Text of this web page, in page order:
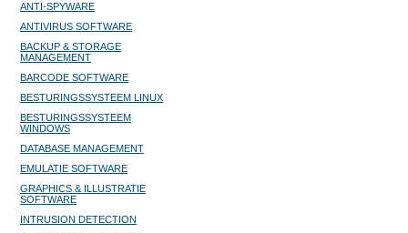
ANTI-SPYWARE
ANTIVIRUS SOFTWARE
BACKUP & STORAGE
MANAGEMENT
BARCODE SOFTWARE
BESTURINGSSYSTEEM LINUX
BESTURINGSSYSTEEM
WINDOWS
DATABASE MANAGEMENT
EMULATIE SOFTWARE
GRAPHICS & ILLUSTRATIE
SOFTWARE
INTRUSION DETECTION